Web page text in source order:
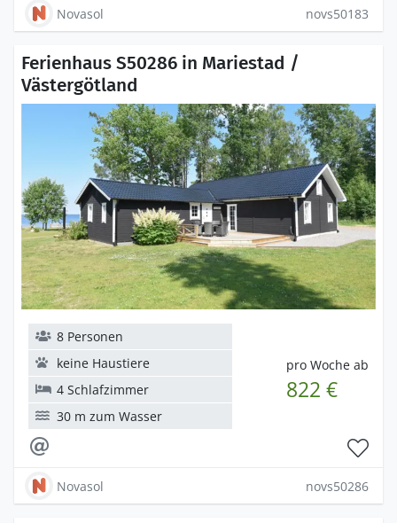
Novasol novs50183
Ferienhaus S50286 in Mariestad /
Västergötland
pro Woche ab
822 €
8 Personen
keine Haustiere
4 Schlafzimmer
30 m zum Wasser
Novasol novs50286